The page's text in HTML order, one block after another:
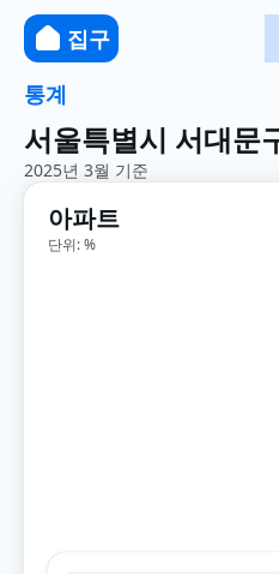
집구
통계
서울특별시 서대문
2025년 3월 기준
아파트
단위: %